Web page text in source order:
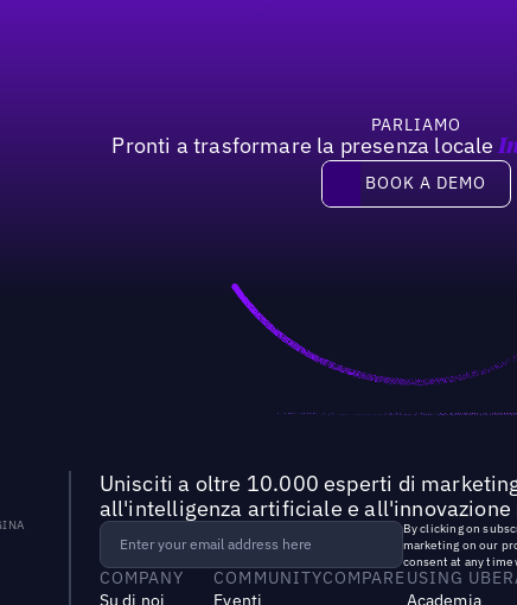
PARLIAMO
Pronti a trasformare la presenza locale
Book a demo
BOOK A DEMO
Unisciti a oltre 10.000 esperti di
all'intelligenza artificiale e
By clicking on
marketing on our
consent at any
COMPANY
Su di noi
COMMUNITY
Eventi
COMPAREUSING
Academia